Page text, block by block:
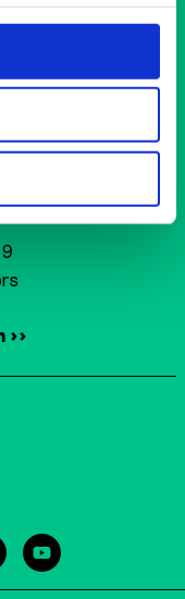
EHYT rf
>>